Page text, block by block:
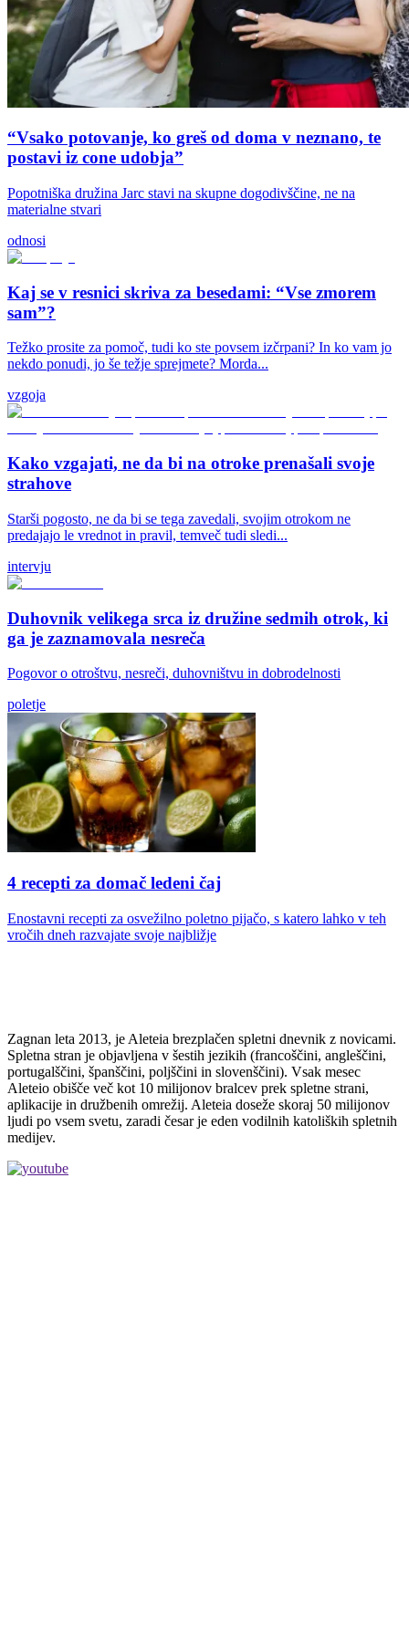
“Vsako potovanje, ko greš od doma v neznano, te
postavi iz cone udobja”
Popotniška družina Jarc stavi na skupne dogodivščine, ne na
materialne stvari
odnosi
Kaj se v resnici skriva za besedami: “Vse zmorem
sam”?
Težko prosite za pomoč, tudi ko ste povsem izčrpani? In ko vam jo
nekdo ponudi, jo še težje sprejmete? Morda...
vzgoja
Kako vzgajati, ne da bi na otroke prenašali svoje
strahove
Starši pogosto, ne da bi se tega zavedali, svojim otrokom ne
predajajo le vrednot in pravil, temveč tudi sledi...
intervju
Duhovnik velikega srca iz družine sedmih otrok, ki
ga je zaznamovala nesreča
Pogovor o otroštvu, nesreči, duhovništvu in dobrodelnosti
poletje
4 recepti za domač ledeni čaj
Enostavni recepti za osvežilno poletno pijačo, s katero lahko v teh
vročih dneh razvajate svoje najbližje
Zagnan leta 2013, je Aleteia brezplačen spletni dnevnik z novicami.
Spletna stran je objavljena v šestih jezikih (francoščini, angleščini,
portugalščini, španščini, poljščini in slovenščini). Vsak mesec
Aleteio obišče več kot 10 milijonov bralcev prek spletne strani,
aplikacije in družbenih omrežij. Aleteia doseže skoraj 50 milijonov
ljudi po vsem svetu, zaradi česar je eden vodilnih katoliških spletnih
medijev.